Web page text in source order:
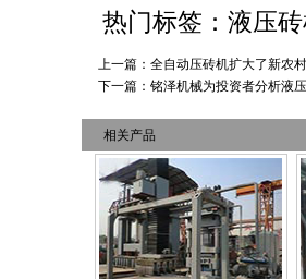
热门标签：液压
上一篇：全自动压砖机扩大了新农
下一篇：铭泽机械为投资者分析液
相关产品